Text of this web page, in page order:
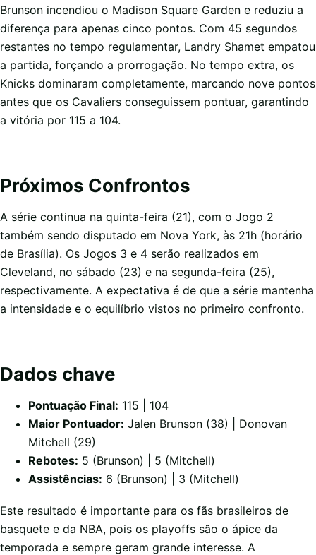
Brunson incendiou o Madison Square Garden e reduziu a
diferença para apenas cinco pontos. Com 45 segundos
restantes no tempo regulamentar, Landry Shamet empatou
a partida, forçando a prorrogação. No tempo extra, os
Knicks dominaram completamente, marcando nove pontos
antes que os Cavaliers conseguissem pontuar, garantindo
a vitória por 115 a 104.
Próximos Confrontos
A série continua na quinta-feira (21), com o Jogo 2
também sendo disputado em Nova York, às 21h (horário
de Brasília). Os Jogos 3 e 4 serão realizados em
Cleveland, no sábado (23) e na segunda-feira (25),
respectivamente. A expectativa é de que a série mantenha
a intensidade e o equilíbrio vistos no primeiro confronto.
Dados chave
Pontuação Final: 115 | 104
Maior Pontuador: Jalen Brunson (38) | Donovan
Mitchell (29)
Rebotes: 5 (Brunson) | 5 (Mitchell)
Assistências: 6 (Brunson) | 3 (Mitchell)
Este resultado é importante para os fãs brasileiros de
basquete e da NBA, pois os playoffs são o ápice da
temporada e sempre geram grande interesse. A